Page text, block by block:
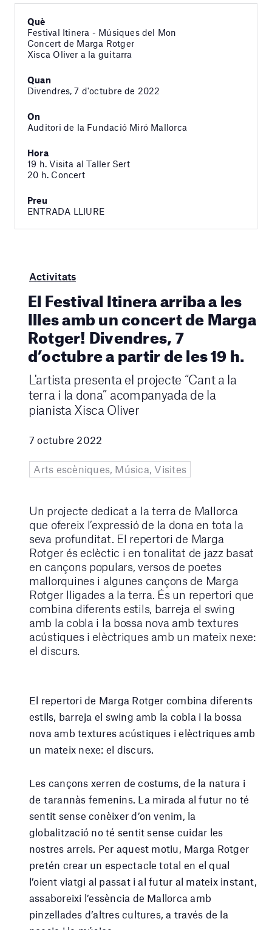
Què
Festival Itinera - Músiques del Mon
Concert de Marga Rotger
Xisca Oliver a la guitarra
Quan
Divendres, 7 d'octubre de 2022
On
Auditori de la Fundació Miró Mallorca
Hora
19 h. Visita al Taller Sert
20 h. Concert
Preu
ENTRADA LLIURE
Activitats
El Festival Itinera arriba a les
Illes amb un concert de Marga
Rotger! Divendres, 7
d’octubre a partir de les 19 h.
L'artista presenta el projecte “Cant a la
terra i la dona” acompanyada de la
pianista Xisca Oliver
7 octubre 2022
Arts escèniques, Música, Visites
Un projecte dedicat a la terra de Mallorca
que ofereix l’expressió de la dona en tota la
seva profunditat. El repertori de Marga
Rotger és eclèctic i en tonalitat de jazz basat
en cançons populars, versos de poetes
mallorquines i algunes cançons de Marga
Rotger lligades a la terra. És un repertori que
combina diferents estils, barreja el swing
amb la cobla i la bossa nova amb textures
acústiques i elèctriques amb un mateix nexe:
el discurs.
El repertori de Marga Rotger combina diferents
estils, barreja el swing amb la cobla i la bossa
nova amb textures acústiques i elèctriques amb
un mateix nexe: el discurs.
Les cançons xerren de costums, de la natura i
de tarannàs femenins. La mirada al futur no té
sentit sense conèixer d’on venim, la
globalització no té sentit sense cuidar les
nostres arrels. Per aquest motiu, Marga Rotger
pretén crear un espectacle total en el qual
l’oient viatgi al passat i al futur al mateix instant,
assaboreixi l’essència de Mallorca amb
pinzellades d’altres cultures, a través de la